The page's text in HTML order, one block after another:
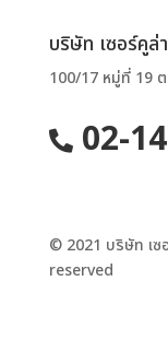
บริษัท เซอร์คูล่
100/17 หมู่ที่ 19
02-
© 2021 บริษัท เซ
reserved